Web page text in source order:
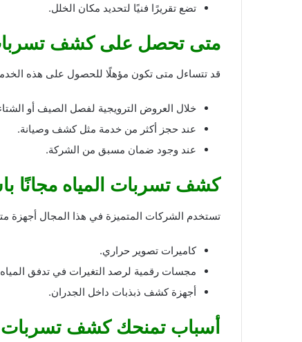
تضع تقريرًا فنيًا لتحديد مكان الخلل.
متى تحصل على كشف تسربات
قد تتساءل متى تكون مؤهلًا للحصول على هذه
خلال العروض الترويجية لفصل الصيف أو
عند حجز أكثر من خدمة مثل كشف وصيانة.
عند وجود ضمان مسبق من الشركة.
كشف تسربات المياه مجانًا
تستخدم الشركات المتميزة في هذا المجال أجهزة
كاميرات تصوير حراري.
مجسات رقمية لرصد التغيرات في تدفق
أجهزة كشف ذبذبات داخل الجدران.
أسباب تمنحك كشف تسربات